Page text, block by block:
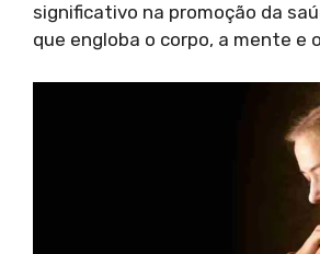
significativo na promoção da
que engloba o corpo, a mente e